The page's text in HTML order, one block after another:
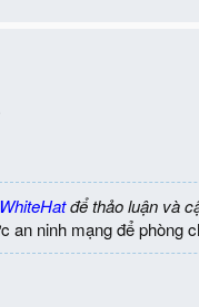
để thảo luận và
an ninh mạng để phòng